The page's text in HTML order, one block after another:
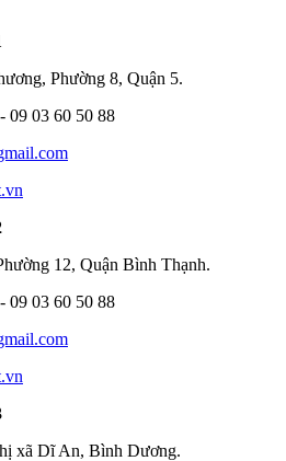
Phường 8, Quận 5.
09 03 60 50 88
12, Quận Bình Thạnh.
09 03 60 50 88
xã Dĩ An, Bình Dương.